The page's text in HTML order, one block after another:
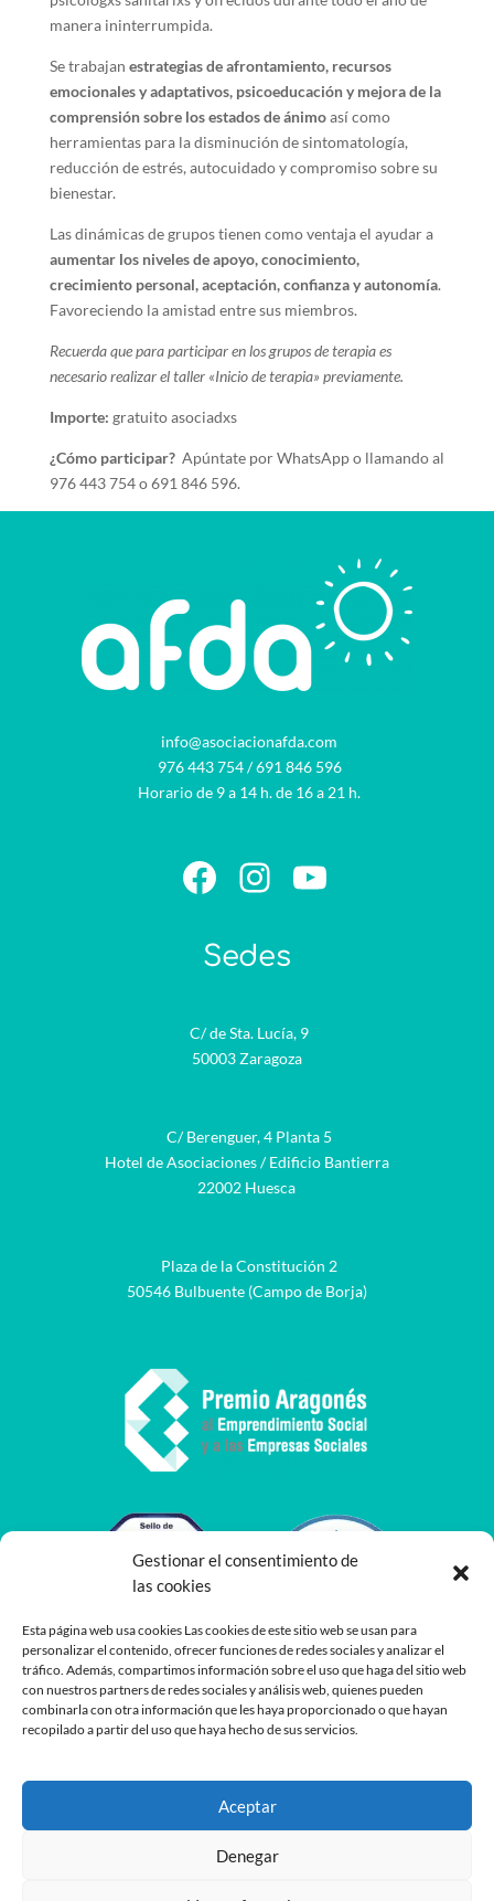
Gestionar el consentimiento de
las cookies
Esta página web usa cookies Las cookies de este sitio web se usan para
personalizar el contenido, ofrecer funciones de redes sociales y analizar el
tráfico. Además, compartimos información sobre el uso que haga del sitio web
con nuestros partners de redes sociales y análisis web, quienes pueden
combinarla con otra información que les haya proporcionado o que hayan
recopilado a partir del uso que haya hecho de sus servicios.
Aceptar
Denegar
manera ininterrumpida.
Se trabajan estrategias de afrontamiento, recursos
emocionales y adaptativos, psicoeducación y mejora de la
comprensión sobre los estados de ánimoasí como
herramientas para la disminución de sintomatología,
reducción de estrés, autocuidado y compromiso sobre su
bienestar.
Las dinámicas de grupos tienen como ventaja el ayudar a
aumentar los niveles de apoyo, conocimiento,
crecimiento personal, aceptación, confianza y autonomía.
Favoreciendo la amistad entre sus miembros.
Recuerda que para participar en los grupos de terapia es
necesario realizar el taller «Inicio de terapia» previamente.
Importe: gratuito asociadxs
¿Cómo participar? Apúntate por WhatsApp o llamando al
976 443 754 o 691 846 596.
info@asociacionafda.com
976 443 754/691 846 596
Horario de 9 a 14 h. de 16 a 21 h.
Facebook
Instagram
YouTube
Sedes
C/ de Sta. Lucía, 9
50003 Zaragoza
C/ Berenguer, 4 Planta 5
Hotel de Asociaciones / Edificio Bantierra
22002 Huesca
Plaza de la Constitución 2
50546 Bulbuente (Campo de Borja)